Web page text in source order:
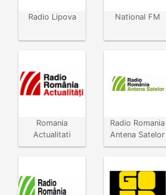
Radio Lipova National FM
Romania
Actualitati
Radio Romania
Antena Satelor